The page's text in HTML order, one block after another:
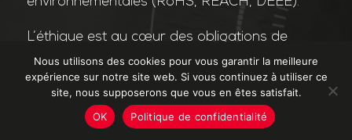
L’éthique est au cœur des obligations de
l’entreprise et de ses valeurs. Nos affaires
sont conduites dans le strict respect des
différentes lois applicables dans le domaine
de la lutte contre la corruption et le trafic
Nous utilisons des cookies pour vous garantir la meilleure
expérience sur notre site web. Si vous continuez à utiliser ce
site, nous supposerons que vous en êtes satisfait.
OK
Politique de confidentialité